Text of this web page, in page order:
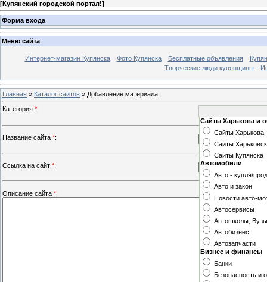
[Купянский городской портал!]
Форма входа
Меню сайта
Интернет-магазин Купянска Фото Купянска Бесплатные объявления
Творческие люди купянщины
Главная » Каталог сайтов » Добавление материала
Категория *:
Сайты Харькова и
Сайты Харькова
Сайты
Сайты Купянска
Автомобили
Авто - купля/
Авто и закон
Новости авто-
Автосервисы
Автошколы,
Автобизнес
Автозапчасти
Бизнес и финансы
Банки
Безопасность и
Название сайта *:
Ссылка на сайт *:
Описание сайта *: